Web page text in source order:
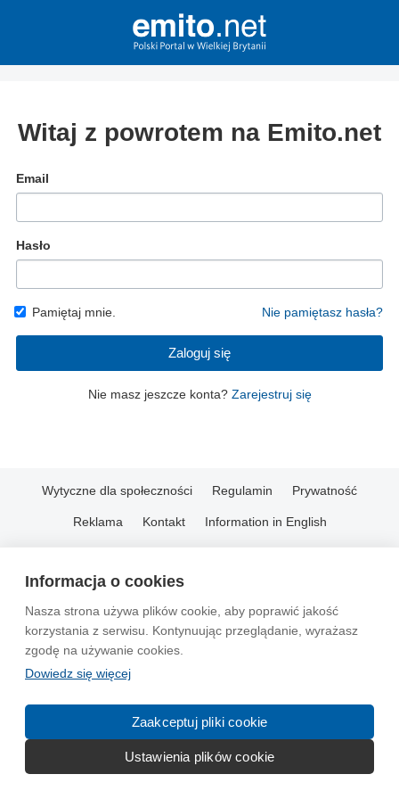
Informacja o cookies
Nasza strona używa plików cookie, aby poprawić jakość
korzystania z serwisu. Kontynuując przeglądanie, wyrażasz
zgodę na używanie cookies.
Dowiedz się więcej
Zaakceptuj pliki cookie
Ustawienia plików cookie
Witaj z powrotem na Emito.net
Email
Hasło
Pamiętaj mnie. Nie pamiętasz hasła?
Zaloguj się
Nie masz jeszcze konta? Zarejestruj się
Wytyczne dla społeczności Regulamin Prywatność
Reklama Kontakt Information in English